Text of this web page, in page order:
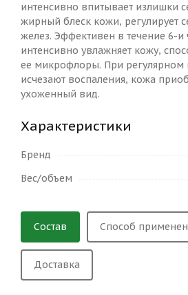
интенсивно впитывает излишки
жирный блеск кожи, регулирует
желез. Эффективен в течение 6-и
интенсивно увлажняет кожу,
ее микрофлоры. При регулярном
исчезают воспаления, кожа
ухоженный вид.
Характеристики
Бренд
Вес/объем
Состав Способ
Доставка